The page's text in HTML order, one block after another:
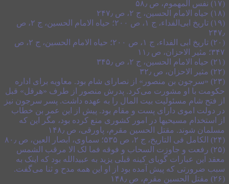
(۱۷) نفس المهموم، ص ۵۸٫
(۱۸) حیاه الامام الحسین، ج ۲، ص ۲۴۷٫
(۱۹) تاریخ ابی‌الفداء، ج ۱، ص ۲۰۰؛ حیاه الامام الحسین، ج ۲، ص
۲۴۷٫
(۲۰) تاریخ ابی الفداء، ج ۱، ص ۲۰۰؛ حیاه الامام الحسین، ج ۲، ص
۳۴۷؛ مثیر الاحزان، ص ۱۱٫
(۲۱) حیاه الامام الحسین، ج ۲، ص ۳۴۵٫
(۲۲) مثیر الاحزان، ص ۳۲٫
(۲۳) «سرجون بن منصور» از نصارای شام بود. معاویه برای اداره
حکومت با او مشورت می‌کرد. پدرش منصور از طرف «هرقل» قبل
از فتح شام مسئولیت بیت المال را به عهده داشت. پسر سرجون نیز
در دولت اموی دارای پست و مقام بود. پیش از این عمر بن خطاب
از استخدام مسیحیها در امور کشوری منع کرده بود، مگر این که
مسلمان شوند. مقتل الحسین مقرم، پاورقی، ص ۱۴۸٫
(۲۴) الکامل فی التاریخ، ج ۲، ص ۵۳۵؛ سماوی، ابصار العین، ص ۸۰٫
(۲۵) رفعت و جاوزت السحاب و فوقه فما لک الا مرقب الشمس
معقد این عبارات گویای کینه قبلی یزید به عبیدالله بود که اینک به
سبب ضرورتی که پیش آمده بود از او این همه مدح و ثنا می‌گفت.
(۲۶) مقتل الحسین مقرم، ص ۱۴۸٫